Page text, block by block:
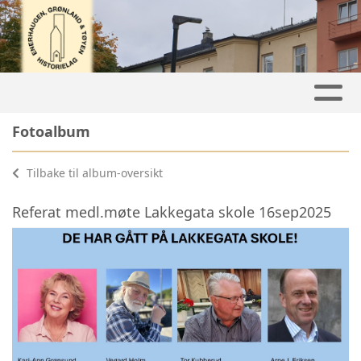
Fotoalbum
Tilbake til album-oversikt
Referat medl.møte Lakkegata skole 16sep2025